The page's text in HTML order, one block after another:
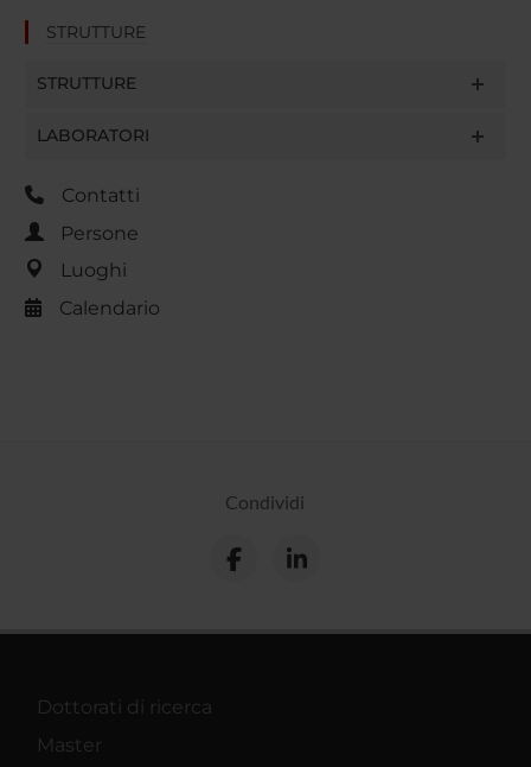
STRUTTURE
STRUTTURE
LABORATORI
Contatti
Persone
Luoghi
Calendario
Condividi
Dottorati di ricerca
Master